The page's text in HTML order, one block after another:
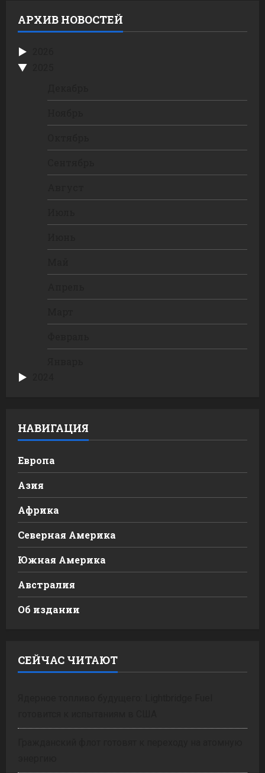
АРХИВ НОВОСТЕЙ
НАВИГАЦИЯ
Европа
Азия
Африка
Северная Америка
Южная Америка
Австралия
Об издании
СЕЙЧАС ЧИТАЮТ